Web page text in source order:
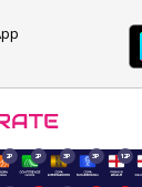
2P 2P 3P 3P 12P